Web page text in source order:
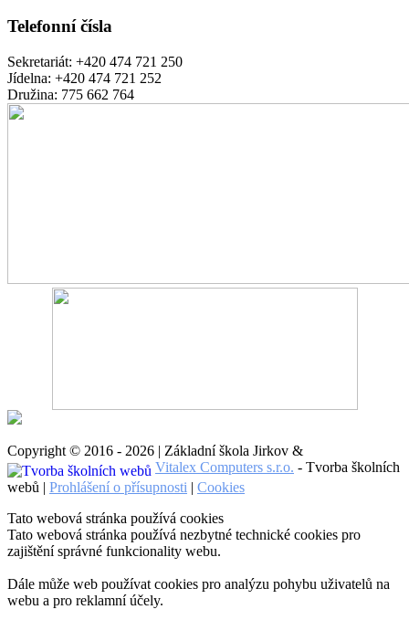
Telefonní čísla
Sekretariát: +420 474 721 250
Jídelna: +420 474 721 252
Družina: 775 662 764
Copyright © 2016 - 2026 | Základní škola Jirkov &
Vitalex Computers s.r.o. - Tvorba školních
webů | Prohlášení o přísupnosti | Cookies
Tato webová stránka používá cookies
Tato webová stránka používá nezbytné technické cookies pro
zajištění správné funkcionality webu.
Dále může web používat cookies pro analýzu pohybu uživatelů na
webu a pro reklamní účely.